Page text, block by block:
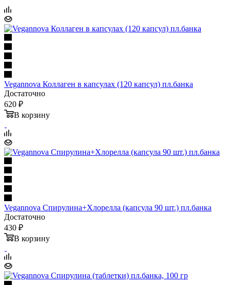
Vegannova Коллаген в капсулах (120 капсул) пл.банка
Достаточно
620 ₽
В корзину
Vegannova Спирулина+Хлорелла (капсула 90 шт.) пл.банка
Достаточно
430 ₽
В корзину